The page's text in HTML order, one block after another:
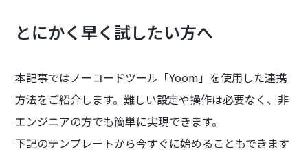
とにかく早く試したい方へ
本記事ではノーコードツール「Yoom」を使用した連携
方法をご紹介します。難しい設定や操作は必要なく、非
エンジニアの方でも簡単に実現できます。
下記のテンプレートから今すぐに始めることもできます